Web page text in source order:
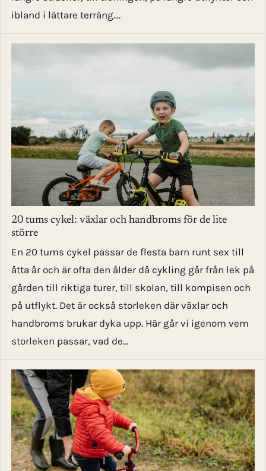
ibland i lättare terräng.…
20 tums cykel: växlar och handbroms för de lite
större
En 20 tums cykel passar de flesta barn runt sex till
åtta år och är ofta den ålder då cykling går från lek på
gården till riktiga turer, till skolan, till kompisen och
på utflykt. Det är också storleken där växlar och
handbroms brukar dyka upp. Här går vi igenom vem
storleken passar, vad de…